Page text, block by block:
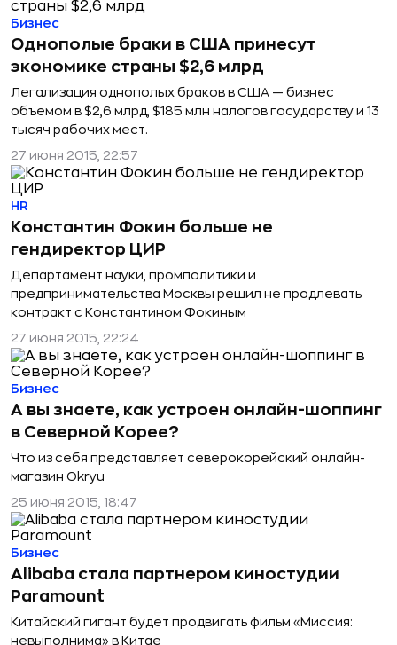
Однополые браки в США принесут
экономике страны $2,6 млрд
Легализация однополых браков в США — бизнес
объемом в $2,6 млрд, $185 млн налогов государству и 13
тысяч рабочих мест.
Бизнес
27 июня 2015, 22:57
Константин Фокин больше не
гендиректор ЦИР
Департамент науки, промполитики и
предпринимательства Москвы решил не продлевать
контракт c Константином Фокиным
HR
27 июня 2015, 22:24
А вы знаете, как устроен онлайн-шоппинг
в Северной Корее?
Что из себя представляет северокорейский онлайн-
магазин Okryu
Бизнес
25 июня 2015, 18:47
Alibaba стала партнером киностудии
Paramount
Китайский гигант будет продвигать фильм «Миссия:
невыполнима» в Китае
Бизнес